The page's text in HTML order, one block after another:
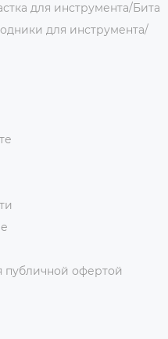
для инструмента/Бита
для инструмента/
публичной офертой